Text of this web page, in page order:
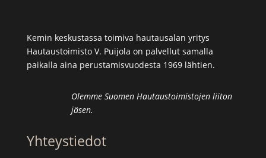
Kemin keskustassa toimiva hautausalan yritys
Hautaustoimisto V. Puijola on palvellut samalla
paikalla aina perustamisvuodesta 1969 lähtien.
Olemme Suomen Hautaustoimistojen liiton
jäsen.
Yhteystiedot